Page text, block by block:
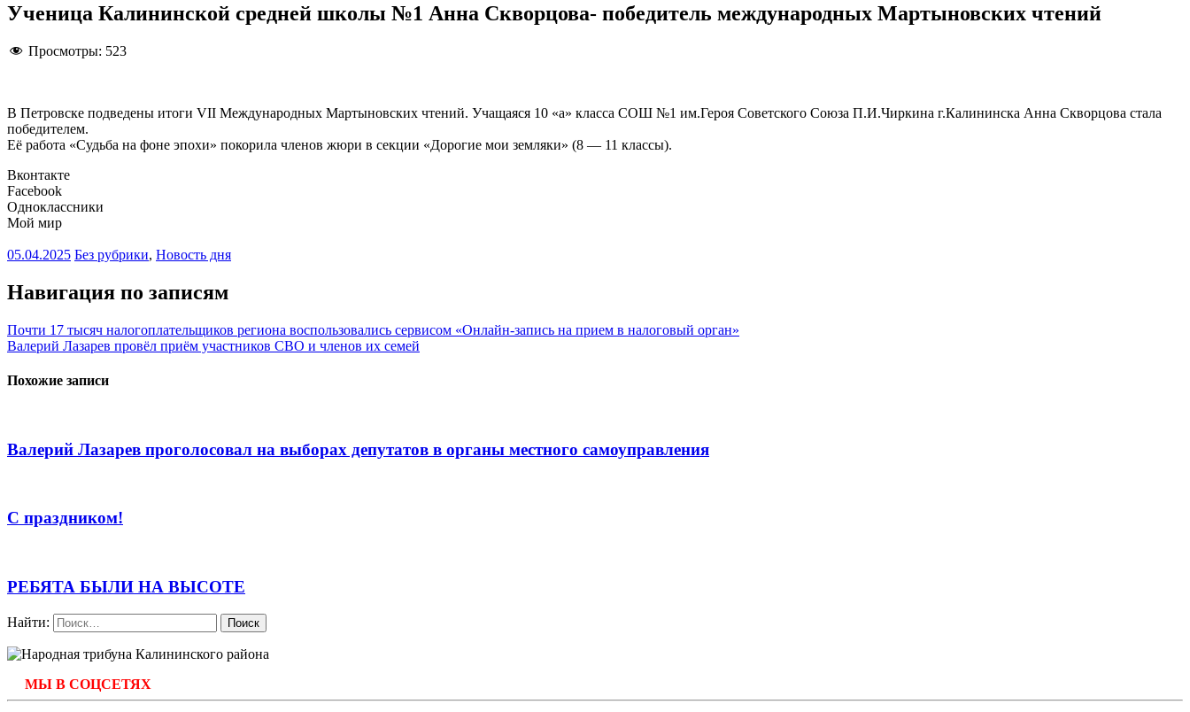
Ученица Калининской средней школы №1 Анна Скворцова- победитель международных Мартыновских чтений
Просмотры: 523
В Петровске подведены итоги VII Международных Мартыновских чтений. Учащаяся 10 «а» класса СОШ №1 им.Героя Советского Союза П.И.Чиркина г.Калининска Анна Скворцова стала
победителем.
Её работа «Судьба на фоне эпохи» покорила членов жюри в секции «Дорогие мои земляки» (8 — 11 классы).
Вконтакте
Facebook
Одноклассники
Мой мир
05.04.2025 Без рубрики, Новость дня
Навигация по записям
Почти 17 тысяч налогоплательщиков региона воспользовались сервисом «Онлайн-запись на прием в налоговый орган»
Валерий Лазарев провёл приём участников СВО и членов их семей
Похожие записи
Валерий Лазарев проголосовал на выборах депутатов в органы местного самоуправления
С праздником!
РЕБЯТА БЫЛИ НА ВЫСОТЕ
Найти:
МЫ В СОЦСЕТЯХ